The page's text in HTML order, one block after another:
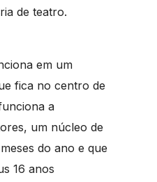
de teatro.
em um
fica no centro de
a
um núcleo de
do ano e que
16 anos